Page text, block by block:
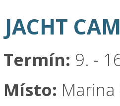
JACHT
Termín: 9. -
Místo: